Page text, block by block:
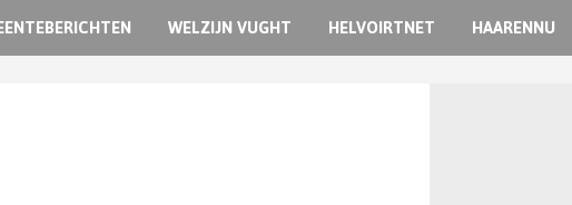
WELZIJN VUGHT HELVOIRTNET HAARENNU